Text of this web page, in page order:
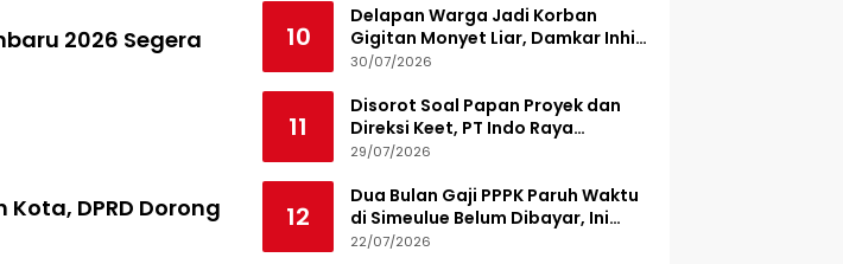
2026 Segera
DPRD Dorong
10
Delapan Warga Jadi Korban
Gigitan Monyet Liar, Damkar Inhil
Turunkan 15 Personel
30/07/2026
11
Disorot Soal Papan Proyek dan
Direksi Keet, PT Indo Raya
Kabenteng Berikan Penjelasan
29/07/2026
12
Dua Bulan Gaji PPPK Paruh Waktu
di Simeulue Belum Dibayar, Ini
Penjelasan Sekda
22/07/2026